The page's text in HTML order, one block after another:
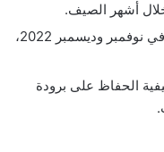
أشهر الصيف.
تستضيف قطر نهائيات كأس العالم في نوفمبر وديسمبر 2022،
الحفاظ على برودة